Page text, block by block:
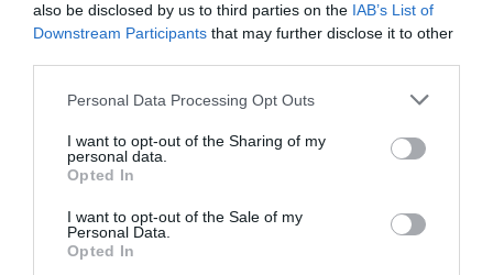
also be disclosed by us to third parties on the IAB’s List of
Downstream Participants that may further disclose it to other
Personal Data Processing Opt Outs
I want to opt-out of the Sharing of my
personal data.
Opted In
I want to opt-out of the Sale of my
Personal Data.
Opted In
Diario de la corrupción sanchista. Hazte
Oír se manifiesta delante de La Mareta:
Artículos anteriores
Opinión
Enormes minucias